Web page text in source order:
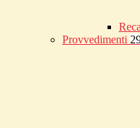
Provvedimenti